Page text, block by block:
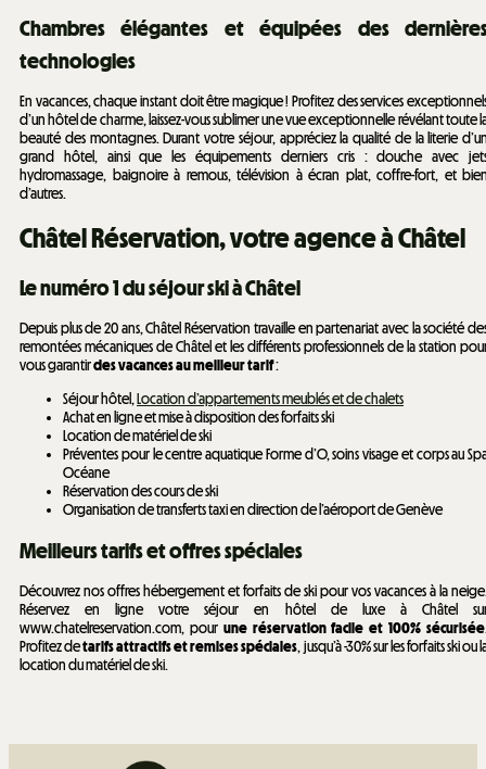
Chambres élégantes et équipées des
technologies
En vacances, chaque instant doit être magique ! Profitez des services
d’un hôtel de charme, laissez-vous sublimer une vue exceptionnelle révélant toute
beauté des montagnes. Durant votre séjour, appréciez la qualité de la literie
grand hôtel, ainsi que les équipements derniers cris : douche avec
hydromassage, baignoire à remous, télévision à écran plat, coffre-fort, et
d’autres.
Châtel Réservation, votre agence à Châtel
Le numéro 1 du séjour ski à Châtel
Depuis plus de 20 ans, Châtel Réservation travaille en partenariat avec la société
remontées mécaniques de Châtel et les différents professionnels de la station
vous garantirdes vacances au meilleur tarif:
Séjour hôtel,Location d’appartements meublés et de chalets
Achat en ligne et mise à disposition des forfaits ski
Location de matériel de ski
Préventes pour le centre aquatique Forme d’O, soins visage et corps au
Océane
Réservation des cours de ski
Organisation de transferts taxi en direction de l’aéroport de Genève
Meilleurs tarifs et offres spéciales
Découvrez nos offres hébergement et forfaits de ski pour vos vacances à la
Réservez en ligne votre séjour en hôtel de luxe à Châtel
www.chatelreservation.com, pour une réservation facile et 100% sécurisée
Profitez detarifs attractifs et remises spéciales, jusqu’à -30% sur les forfaits ski ou
location du matériel de ski.